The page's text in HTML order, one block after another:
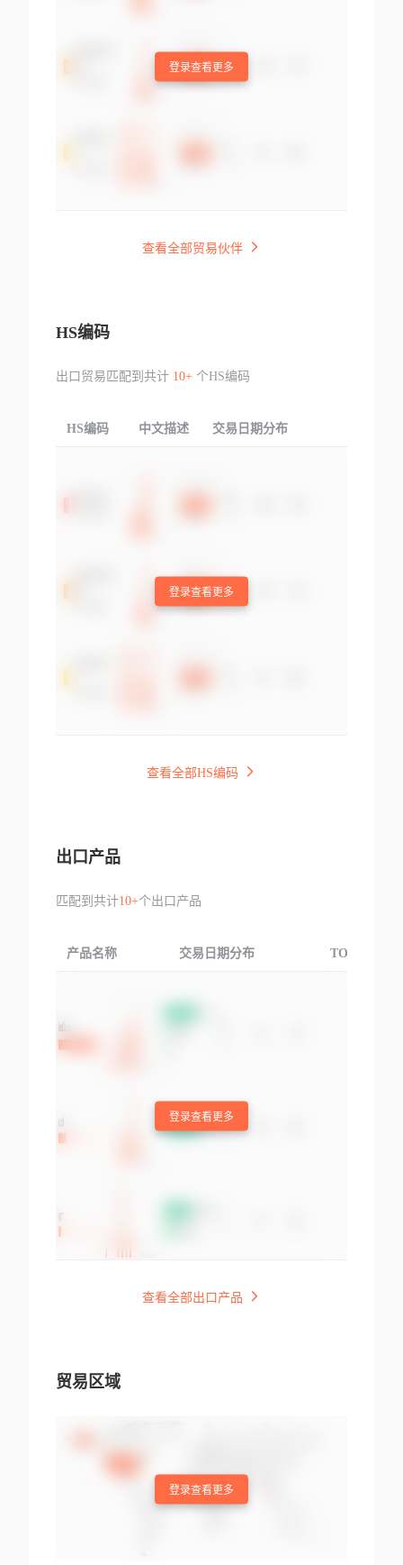
登录查看更多
查看全部贸易伙伴
HS编码
出口贸易匹配到共计 10+个HS编码
HS编码 中文描述 交易日期分布
登录查看更多
查看全部HS编码
出口产品
匹配到共计10+个出口产品
产品名称 交易日期分布 TOP3交易国
登录查看更多
查看全部出口产品
贸易区域
登录查看更多